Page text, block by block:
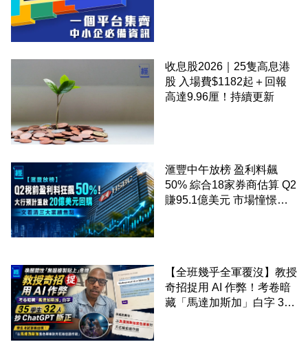
收息股2026｜25隻高息港
股 入場費$1182起＋回報
高達9.96厘！持續更新
滙豐中午放榜 盈利料飆
50% 綜合18家券商估算 Q2
賺95.1億美元 市場憧憬重
【全班幾乎全軍覆沒】教授
奇招捉用 AI 作弊！考卷暗
藏「馬達加斯加」白字 35